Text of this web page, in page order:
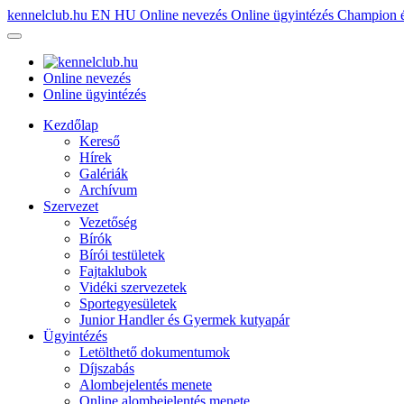
kennelclub.hu EN HU Online nevezés Online ügyintézés Champion
Online nevezés
Online ügyintézés
Kezdőlap
Kereső
Hírek
Galériák
Archívum
Szervezet
Vezetőség
Bírók
Bírói testületek
Fajtaklubok
Vidéki szervezetek
Sportegyesületek
Junior Handler és Gyermek kutyapár
Ügyintézés
Letölthető dokumentumok
Díjszabás
Alombejelentés menete
Online alombejelentés menete